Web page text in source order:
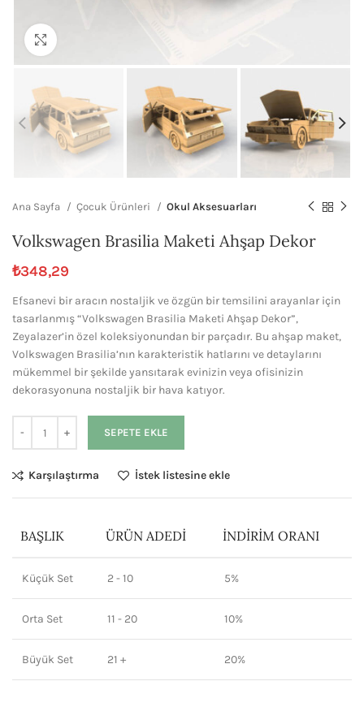
Ana Sayfa Çocuk Ürünleri Okul Aksesuarları
Volkswagen Brasilia Maketi Ahşap Dekor
₺348,29
Efsanevi bir aracın nostaljik ve özgün bir temsilini arayanlar için
tasarlanmış “Volkswagen Brasilia Maketi Ahşap Dekor”,
Zeyalazer’in özel koleksiyonundan bir parçadır. Bu ahşap maket,
Volkswagen Brasilia’nın karakteristik hatlarını ve detaylarını
mükemmel bir şekilde yansıtarak evinizin veya ofisinizin
dekorasyonuna nostaljik bir hava katıyor.
SEPETE EKLE
Karşılaştırma İstek listesine ekle
BAŞLIK ÜRÜN ADEDI İNDIRIM ORANI
Küçük Set 2 - 10 5%
Orta Set 11 - 20 10%
Büyük Set 21 + 20%